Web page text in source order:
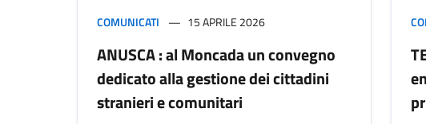
COMUNICATI 15 APRILE 2026
ANUSCA : al Moncada un convegno
dedicato alla gestione dei cittadini
stranieri e comunitari